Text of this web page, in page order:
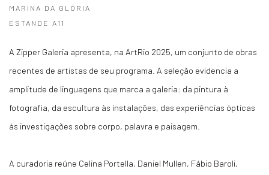
MARINA DA GLÓRIA
ESTANDE A11
A Zipper Galeria apresenta, na ArtRio 2025, um conjunto de obras
recentes de artistas de seu programa. A seleção evidencia a
amplitude de linguagens que marca a galeria: da pintura à
fotografia, da escultura às instalações, das experiências ópticas
às investigações sobre corpo, palavra e paisagem.
A curadoria reúne Celina Portella, Daniel Mullen, Fábio Baroli,